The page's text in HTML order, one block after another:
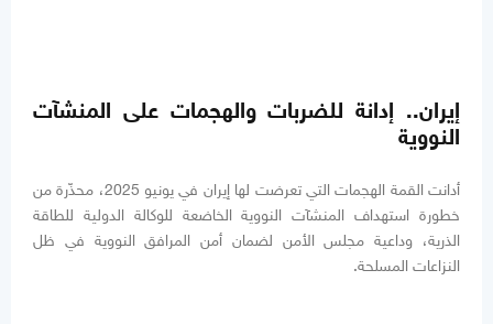
إيران.. إدانة للضربات والهجمات على المنشآت
النووية
أدانت القمة الهجمات التي تعرضت لها إيران في يونيو 2025، محذّرة من
خطورة استهداف المنشآت النووية الخاضعة للوكالة الدولية للطاقة
الذرية، وداعية مجلس الأمن لضمان أمن المرافق النووية في ظل
النزاعات المسلحة.